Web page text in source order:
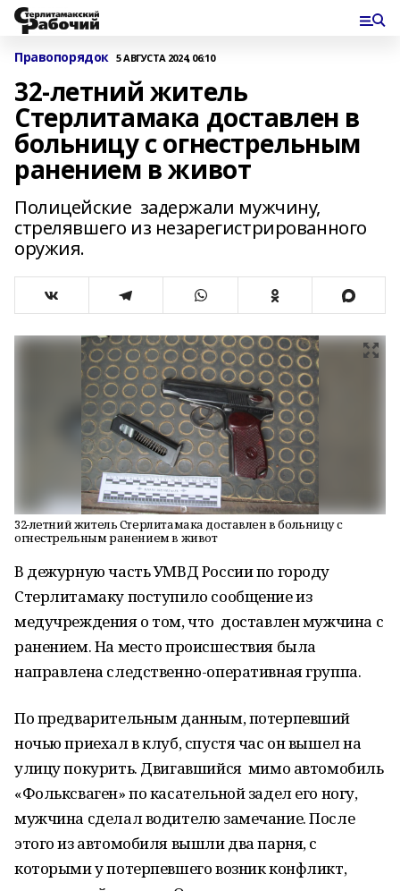
Правопорядок 5 АВГУСТА 2024, 06:10
32-летний житель
Стерлитамака доставлен в
больницу с огнестрельным
ранением в живот
Полицейские задержали мужчину,
стрелявшего из незарегистрированного
оружия.
32-летний житель Стерлитамака доставлен в больницу с
огнестрельным ранением в живот
В дежурную часть УМВД России по городу
Стерлитамаку поступило сообщение из
медучреждения о том, что доставлен мужчина с
ранением. На место происшествия была
направлена следственно-оперативная группа.
По предварительным данным, потерпевший
ночью приехал в клуб, спустя час он вышел на
улицу покурить. Двигавшийся мимо автомобиль
«Фольксваген» по касательной задел его ногу,
мужчина сделал водителю замечание. После
этого из автомобиля вышли два парня, с
которыми у потерпевшего возник конфликт,